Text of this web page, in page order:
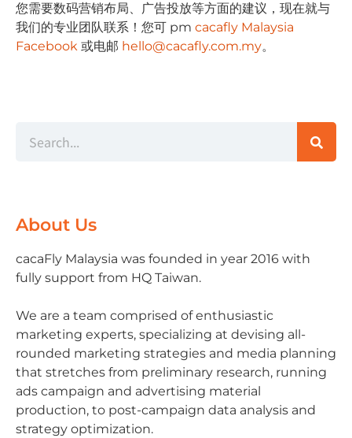
您需要数码营销布局、⼴告投放等⽅⾯的建议，现在就与
我们的专业团队联系！您可 pm cacafly Malaysia
Facebook 或电邮 hello@cacafly.com.my。
About Us
cacaFly Malaysia was founded in year 2016 with
fully support from HQ Taiwan.
We are a team comprised of enthusiastic
marketing experts, specializing at devising all-
rounded marketing strategies and media planning
that stretches from preliminary research, running
ads campaign and advertising material
production, to post-campaign data analysis and
strategy optimization.